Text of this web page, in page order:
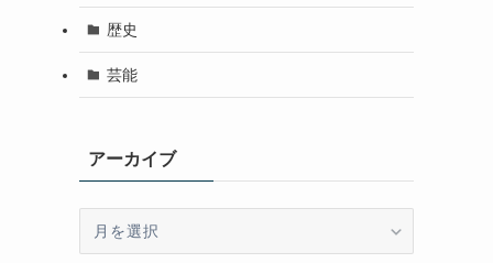
歴史
芸能
アーカイブ